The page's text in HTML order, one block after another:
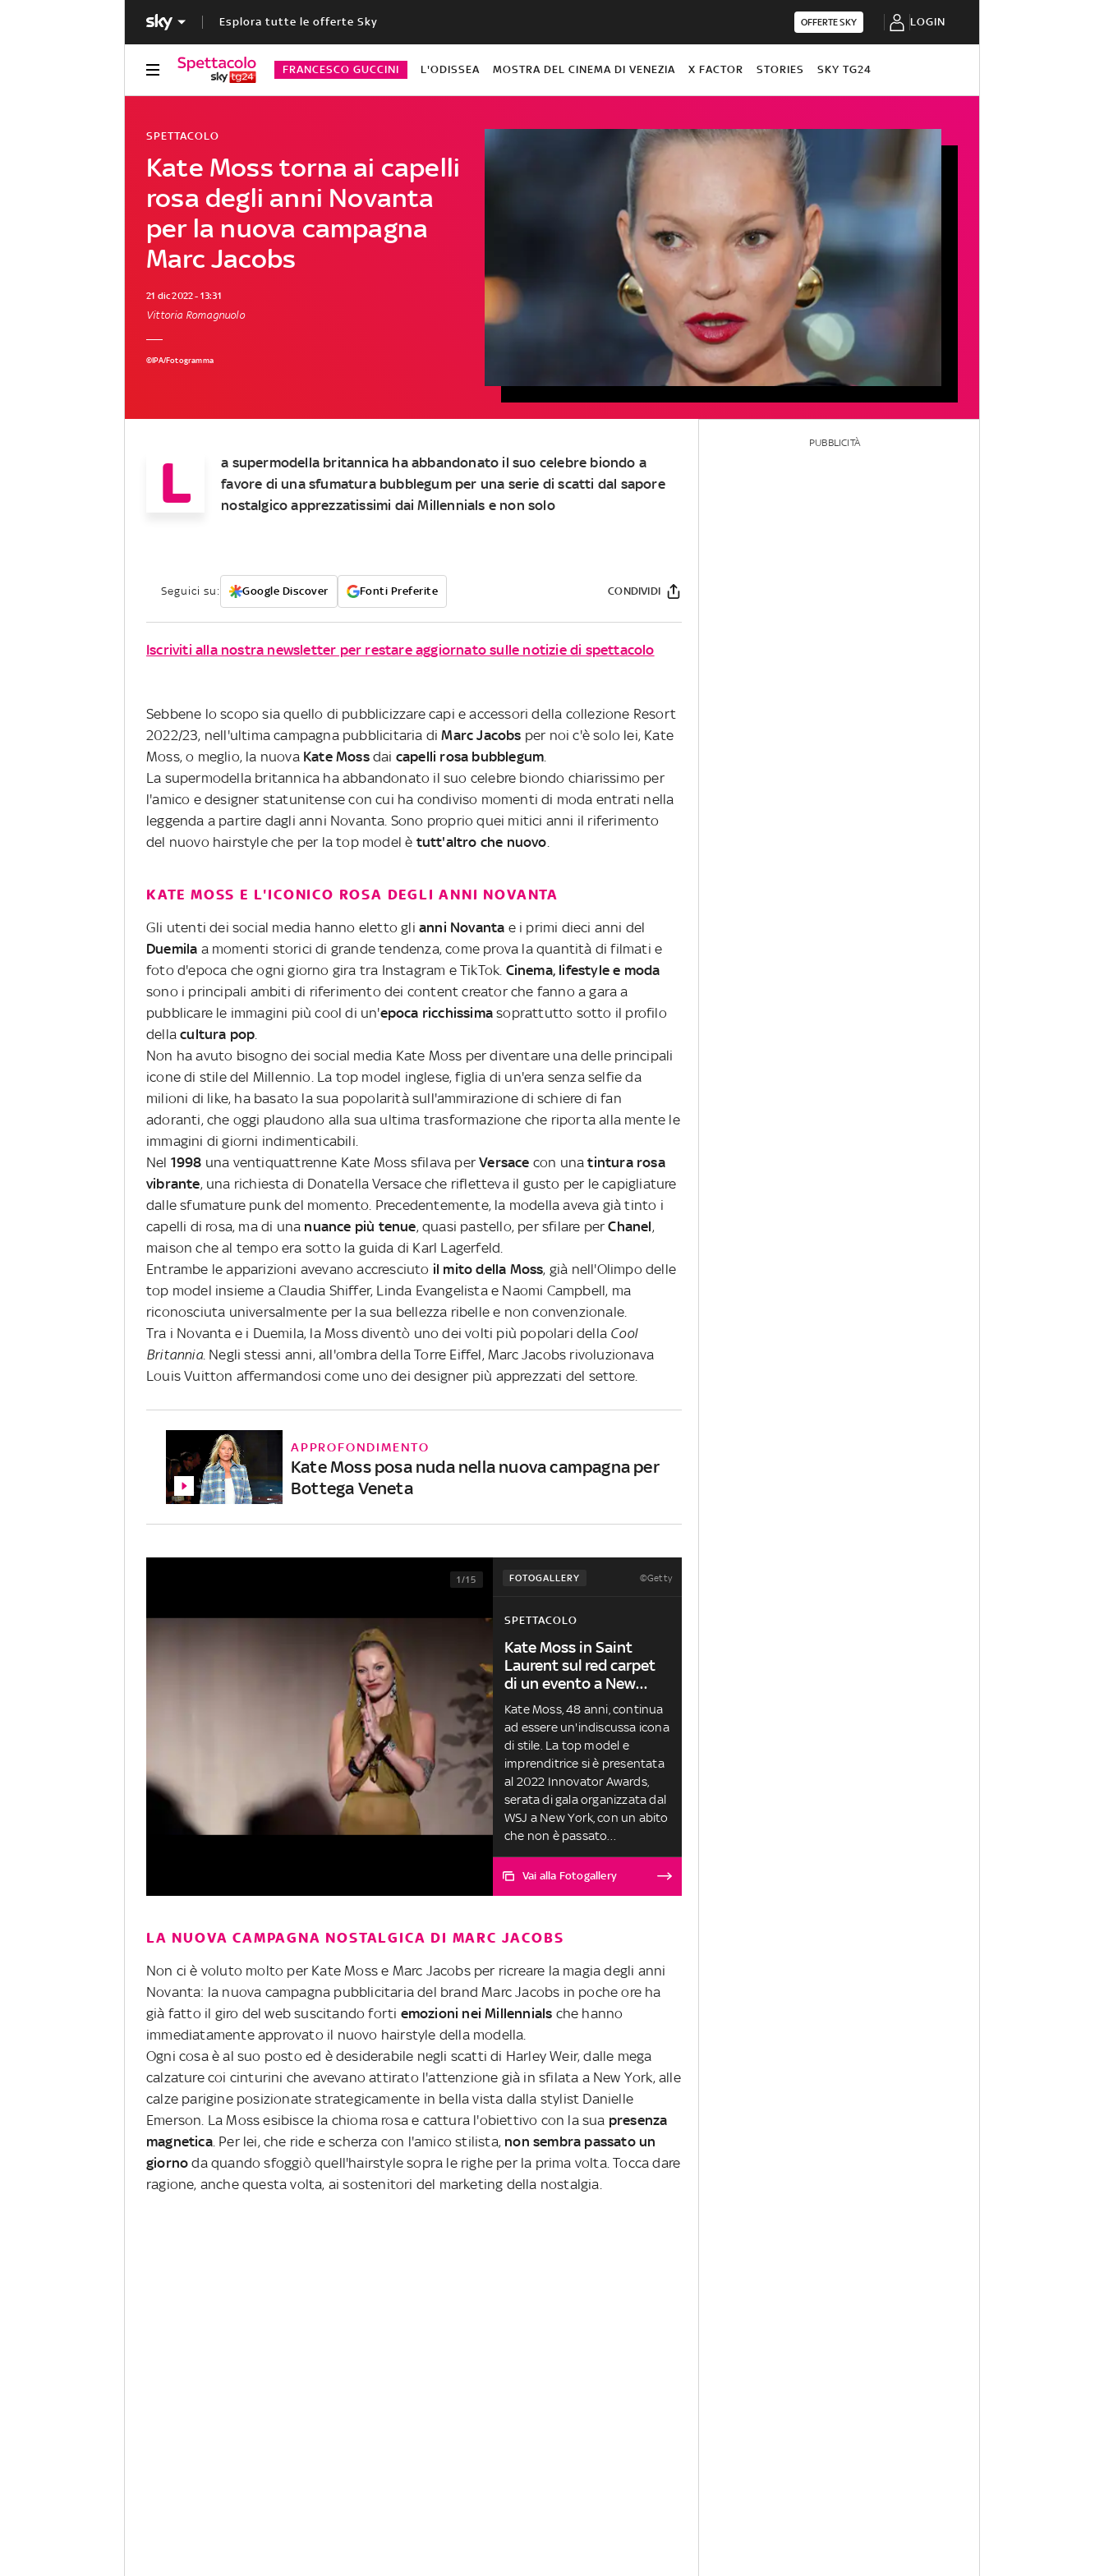
Esplora tutte le offerte Sky OFFERTE SKY LOGIN
FRANCESCO GUCCINI L'ODISSEA MOSTRA DEL CINEMA DI VENEZIA X FACTOR STORIES SKY TG24
Kate Moss torna ai capelli
rosa degli anni Novanta
per la nuova campagna
Marc Jacobs
SPETTACOLO
21 dic 2022 - 13:31
Vittoria Romagnuolo
©IPA/Fotogramma
L
a supermodella britannica ha abbandonato il suo celebre biondo a
favore di una sfumatura bubblegum per una serie di scatti dal sapore
nostalgico apprezzatissimi dai Millennials e non solo
Seguici su: Google Discover Fonti Preferite CONDIVIDI
Iscriviti alla nostra newsletter per restare aggiornato sulle notizie di spettacolo
Sebbene lo scopo sia quello di pubblicizzare capi e accessori della collezione Resort
2022/23, nell'ultima campagna pubblicitaria diMarc Jacobs per noi c'è solo lei, Kate
Moss, o meglio, la nuovaKate Mossdai capelli rosa bubblegum
La supermodella britannica ha abbandonato il suo celebre biondo chiarissimo per
l'amico e designer statunitense con cui ha condiviso momenti di moda entrati nella
leggenda a partire dagli anni Novanta. Sono proprio quei mitici anni il riferimento
del nuovo hairstyle che per la top model è tutt'altro che nuovo
KATE MOSS E L'ICONICO ROSA DEGLI ANNI NOVANTA
Gli utenti dei social media hanno eletto gli anni Novanta e i primi dieci anni del
Duemila a momenti storici di grande tendenza, come prova la quantità di filmati e
foto d'epoca che ogni giorno gira tra Instagram e TikTok. Cinema, lifestyle e moda
sono i principali ambiti di riferimento dei content creator che fanno a gara a
pubblicare le immagini più cool di un'epoca ricchissima soprattutto sotto il profilo
dellacultura pop
Non ha avuto bisogno dei social media Kate Moss per diventare una delle principali
icone di stile del Millennio. La top model inglese, figlia di un'era senza selfie da
milioni di like, ha basato la sua popolarità sull'ammirazione di schiere di fan
adoranti, che oggi plaudono alla sua ultima trasformazione che riporta alla mente le
immagini di giorni indimenticabili.
Nel 1998 una ventiquattrenne Kate Moss sfilava perVersace con unatintura rosa
vibrante, una richiesta di Donatella Versace che rifletteva il gusto per le capigliature
dalle sfumature punk del momento. Precedentemente, la modella aveva già tinto i
capelli di rosa, ma di una nuance più tenue, quasi pastello, per sfilare perChanel,
maison che al tempo era sotto la guida di Karl Lagerfeld.
Entrambe le apparizioni avevano accresciuto il mito della Moss, già nell'Olimpo delle
top model insieme a Claudia Shiffer, Linda Evangelista e Naomi Campbell, ma
riconosciuta universalmente per la sua bellezza ribelle e non convenzionale.
Tra i Novanta e i Duemila, la Moss diventò uno dei volti più popolari della Cool
Britannia. Negli stessi anni, all'ombra della Torre Eiffel, Marc Jacobs rivoluzionava
Louis Vuitton affermandosi come uno dei designer più apprezzati del settore.
APPROFONDIMENTO
Kate Moss posa nuda nella nuova campagna per
Bottega Veneta
FOTOGALLERY ©Getty
1/15
SPETTACOLO
Kate Moss in Saint
Laurent sul red carpet
di un evento a New
York
Kate Moss, 48 anni, continua
ad essere un'indiscussa icona
di stile. La top model e
imprenditrice si è presentata
al 2022 Innovator Awards,
serata di gala organizzata dal
WSJ a New York, con un abito
che non è passato
inosservato. Tutte le foto e il
racconto della serata nella
Vai alla Fotogallery
LA NUOVA CAMPAGNA NOSTALGICA DI MARC JACOBS
Non ci è voluto molto per Kate Moss e Marc Jacobs per ricreare la magia degli anni
Novanta: la nuova campagna pubblicitaria del brand Marc Jacobs in poche ore ha
già fatto il giro del web suscitando forti emozioni nei Millennials che hanno
immediatamente approvato il nuovo hairstyle della modella.
Ogni cosa è al suo posto ed è desiderabile negli scatti di Harley Weir, dalle mega
calzature coi cinturini che avevano attirato l'attenzione già in sfilata a New York, alle
calze parigine posizionate strategicamente in bella vista dalla stylist Danielle
Emerson. La Moss esibisce la chioma rosa e cattura l'obiettivo con la sua presenza
magnetica. Per lei, che ride e scherza con l'amico stilista, non sembra passato un
giorno da quando sfoggiò quell'hairstyle sopra le righe per la prima volta. Tocca dare
ragione, anche questa volta, ai sostenitori del marketing della nostalgia.
PUBBLICITÀ